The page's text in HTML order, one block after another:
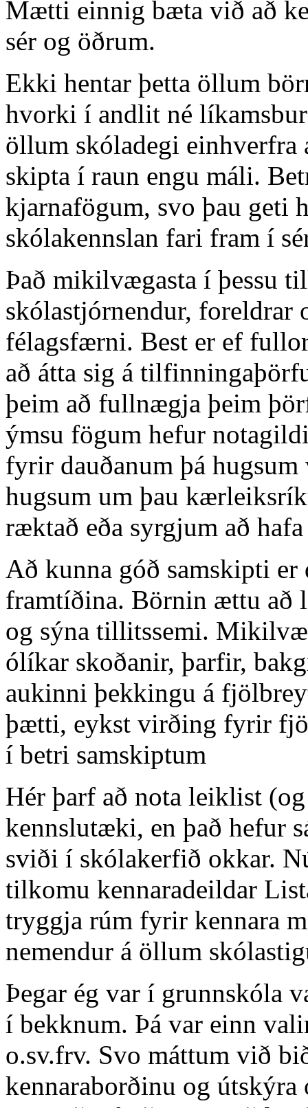
Mætti einnig bæta við að
sér og öðrum.
Ekki hentar þetta öllum
hvorki í andlit né
öllum skóladegi einhverfra
skipta í raun engu máli.
kjarnafögum, svo þau geti
skólakennslan fari fram í
Það mikilvægasta í þessu
skólastjórnendur,
félagsfærni. Best er ef
að átta sig á
þeim að fullnægja þeim
ýmsu fögum hefur
fyrir dauðanum þá
hugsum um þau
ræktað eða syrgjum að
Að kunna góð samskipti
framtíðina. Börnin ættu að
og sýna tillitssemi.
ólíkar skoðanir, þarfir,
aukinni þekkingu á
þætti, eykst virðing fyrir
í betri samskiptum
Hér þarf að nota leiklist
kennslutæki, en það hefur
sviði í skólakerfið okkar.
tilkomu kennaradeildar
tryggja rúm fyrir kennara
nemendur á öllum
Þegar ég var í grunnskóla
í bekknum. Þá var einn
o.sv.frv. Svo máttum við
kennaraborðinu og